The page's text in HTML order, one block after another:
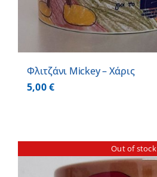
Φλιτζάνι Mickey – Χάρις
5,00€
Out of stock